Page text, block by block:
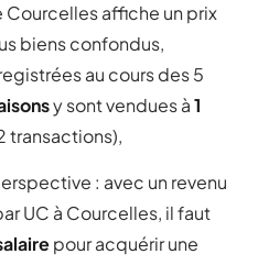
affiche un prix
biens confondus,
au cours des 5
y sont vendues à1
transactions),
: avec un revenu
UC à Courcelles, il faut
pour acquérir une